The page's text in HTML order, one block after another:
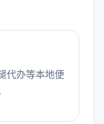
代办等本地便